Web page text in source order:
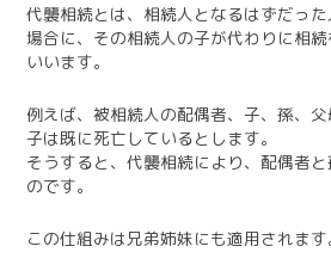
代襲相続とは、相続人となるはずだっ
場合に、その相続人の子が代わりに相
いいます。
例えば、被相続人の配偶者、子、孫、父
子は既に死亡しているとします。
そうすると、代襲相続により、配偶者
のです。
この仕組みは兄弟姉妹にも適用されます